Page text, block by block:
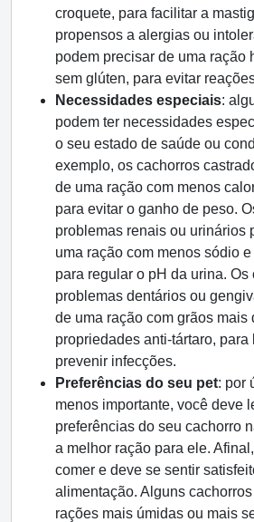
croquete, para facilitar a
propensos a alergias ou
podem precisar de uma ração
sem glúten, para evitar
Necessidades especiais:
podem ter necessidades
o seu estado de saúde ou
exemplo, os cachorros
de uma ração com menos
para evitar o ganho de peso.
problemas renais ou urinários
uma ração com menos sódio
para regular o pH da urina. Os
problemas dentários ou
de uma ração com grãos mais
propriedades anti-tártaro,
prevenir infecções.
Preferências do seu pet: por
menos importante, você deve
preferências do seu cachorro
a melhor ração para ele.
comer e deve se sentir
alimentação. Alguns
rações mais úmidas ou mais